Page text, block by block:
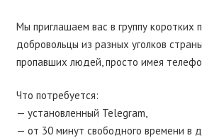
Мы приглашаем вас в группу коротких
добровольцы из разных уголков
пропавших людей, просто имея
Что потребуется:
— установленный Telegram,
— от 30 минут свободного времени в